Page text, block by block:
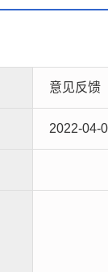
意见反馈
2022-04-